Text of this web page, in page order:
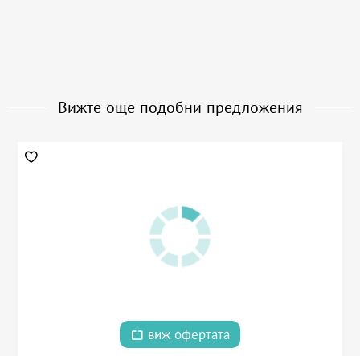
Вижте още подобни предложения
виж офертата